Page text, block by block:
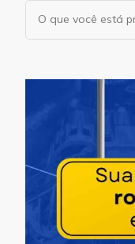
Procurando
algo?